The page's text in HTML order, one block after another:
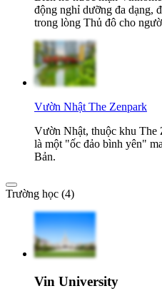
động nghỉ dưỡng đa dạng,
trong lòng Thủ đô cho
Vườn Nhật The Zenpark
Vườn Nhật, thuộc khu The
là một "ốc đảo bình yên"
Bản.
Trường học (4)
Vin University